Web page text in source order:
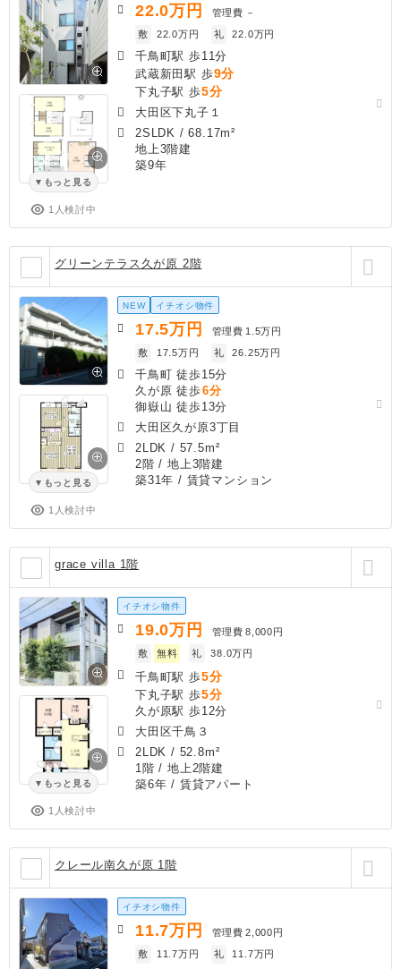
もっと見る
1人検討中
22.0万円 管理費 －
敷
22.0万円 礼 22.0万円
千鳥町駅 歩11分
武蔵新田駅 歩9分
下丸子駅 歩5分
大田区下丸子１
2SLDK /68.17m²
地上3階建
築9年
グリーンテラス久が原 2階
もっと見る
1人検討中
NEW イチオシ物件
17.5万円 管理費 1.5万円
敷
17.5万円 礼 26.25万円
千鳥町 徒歩15分
久が原 徒歩6分
御嶽山 徒歩13分
大田区久が原3丁目
2LDK / 57.5m²
2階 / 地上3階建
築31年 / 賃貸マンション
grace villa 1階
もっと見る
1人検討中
イチオシ物件
19.0万円 管理費 8,000円
敷
無料 礼 38.0万円
千鳥町駅 歩5分
下丸子駅 歩5分
久が原駅 歩12分
大田区千鳥３
2LDK / 52.8m²
1階 / 地上2階建
築6年 / 賃貸アパート
クレール南久が原 1階
イチオシ物件
11.7万円 管理費 2,000円
敷
11.7万円 礼 11.7万円